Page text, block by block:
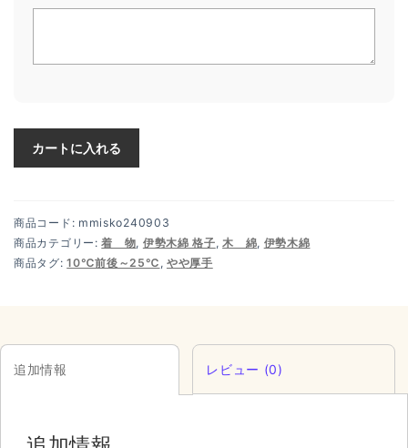
カートに入れる
商品コード: mmisko240903
商品カテゴリー:着 物, 伊勢木綿 格子, 木 綿, 伊勢木綿
商品タグ:10℃前後～25℃ , やや厚手
追加情報 レビュー (0)